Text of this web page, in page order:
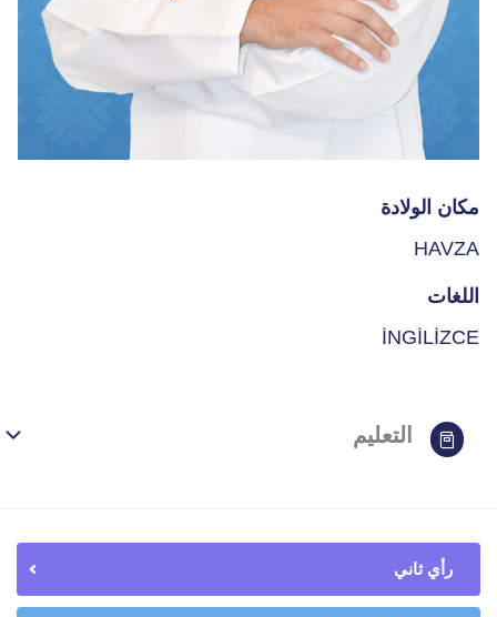
مكان الولادة
HAVZA
اللغات
İNGİLİZCE
التعليم
رأي ثاني